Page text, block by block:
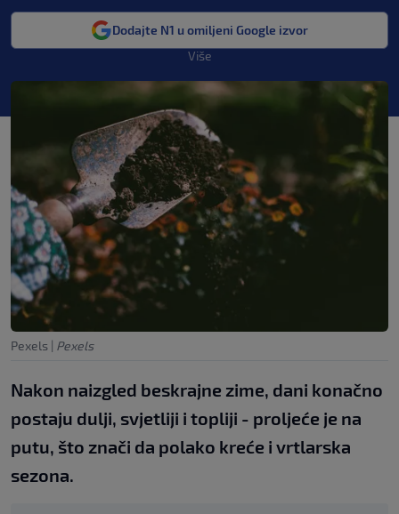
Dodajte N1 u omiljeni Google izvor
Više
Pexels | Pexels
Nakon naizgled beskrajne zime, dani konačno
postaju dulji, svjetliji i topliji - proljeće je na
putu, što znači da polako kreće i vrtlarska
sezona.